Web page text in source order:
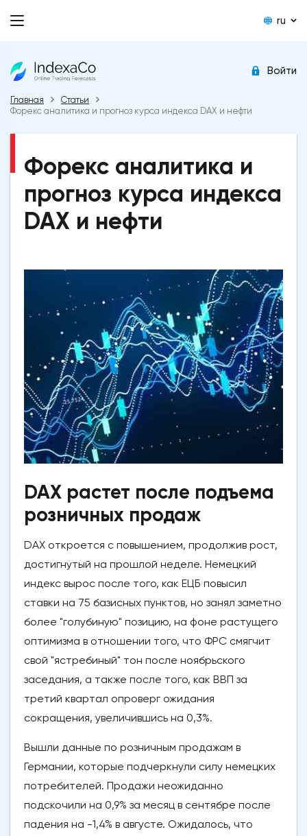
ru
Войти
Главная
Статьи
Форекс аналитика и прогноз курса индекса DAX и нефти
Форекс аналитика и
прогноз курса индекса
DAX и нефти
DAX растет после подъема
розничных продаж
DAX откроется с повышением, продолжив рост,
достигнутый на прошлой неделе. Немецкий
индекс вырос после того, как ЕЦБ повысил
ставки на 75 базисных пунктов, но занял заметно
более "голубиную" позицию, на фоне растущего
оптимизма в отношении того, что ФРС смягчит
свой "ястребиный" тон после ноябрьского
заседания, а также после того, как ВВП за
третий квартал опроверг ожидания
сокращения, увеличившись на 0,3%.
Вышли данные по розничным продажам в
Германии, которые подчеркнули силу немецких
потребителей. Продажи неожиданно
подскочили на 0,9% за месяц в сентябре после
падения на -1,4% в августе. Ожидалось, что